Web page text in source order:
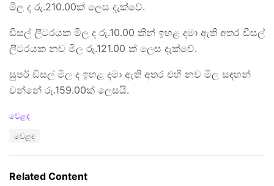
මිල ද රු.210.00ක් ලෙස දැක්වේ.
ඩීසල් ලීටරයක මිල ද රු.10.00 කින් ඉහළ දමා ඇති අතර ඩීසල්
ලීටරයක නව මිල රු.121.00 ක් ලෙස දැක්වේ.
සුපර් ඩීසල් මිල ද ඉහළ දමා ඇති අතර එහි නව මිල සඳහන්
වන්නේ රු.159.00ක් ලෙසයි.
C
r
වෙළද
:
වෙළද
Related Content